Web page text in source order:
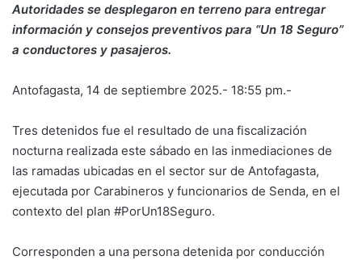
Autoridades se desplegaron en terreno para entregar
información y consejos preventivos para “Un 18 Seguro”
a conductores y pasajeros.
Antofagasta, 14 de septiembre 2025.- 18:55 pm.-
Tres detenidos fue el resultado de una fiscalización
nocturna realizada este sábado en las inmediaciones de
las ramadas ubicadas en el sector sur de Antofagasta,
ejecutada por Carabineros y funcionarios de Senda, en el
contexto del plan #PorUn18Seguro.
Corresponden a una persona detenida por conducción